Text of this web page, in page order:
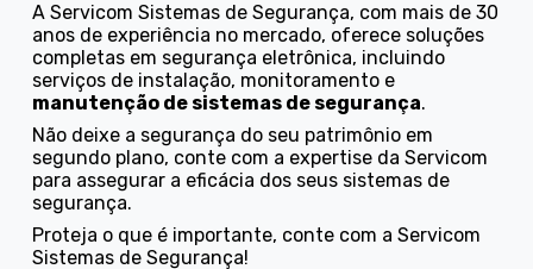
A Servicom Sistemas de Segurança, com mais de 30
anos de experiência no mercado, oferece soluções
completas em segurança eletrônica, incluindo
serviços de instalação, monitoramento e
manutenção de sistemas de segurança.
Não deixe a segurança do seu patrimônio em
segundo plano, conte com a expertise da Servicom
para assegurar a eficácia dos seus sistemas de
segurança.
Proteja o que é importante, conte com a Servicom
Sistemas de Segurança!